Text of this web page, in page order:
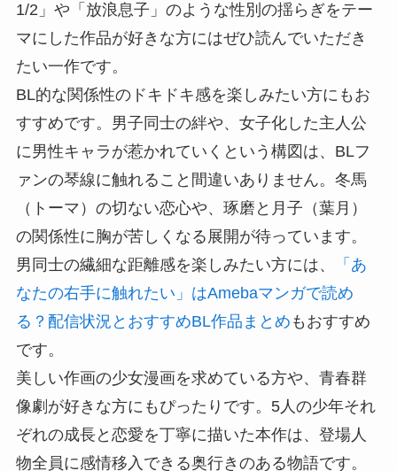
1/2」や「放浪息子」のような性別の揺らぎをテー
マにした作品が好きな方にはぜひ読んでいただき
たい一作です。
BL的な関係性のドキドキ感を楽しみたい方にもお
すすめです。男子同士の絆や、女子化した主人公
に男性キャラが惹かれていくという構図は、BLフ
ァンの琴線に触れること間違いありません。冬馬
（トーマ）の切ない恋心や、琢磨と月子（葉月）
の関係性に胸が苦しくなる展開が待っています。
男同士の繊細な距離感を楽しみたい方には、
「あ
なたの右手に触れたい」はAmebaマンガで読め
る？配信状況とおすすめBL作品まとめ もおすすめ
です。
美しい作画の少女漫画を求めている方や、青春群
像劇が好きな方にもぴったりです。5人の少年それ
ぞれの成長と恋愛を丁寧に描いた本作は、登場人
物全員に感情移入できる奥行きのある物語です。